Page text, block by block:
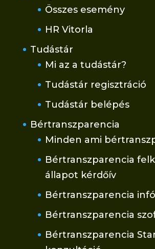
Összes esemény
HR Vitorla
Tudástár
Mi az a tudástár?
Tudástár regisztráció
Tudástár belépés
Bértranszparencia
Minden ami
Bértranszparencia
állapot kérdőív
Bértranszparencia
Bértranszparencia
Bértranszparencia